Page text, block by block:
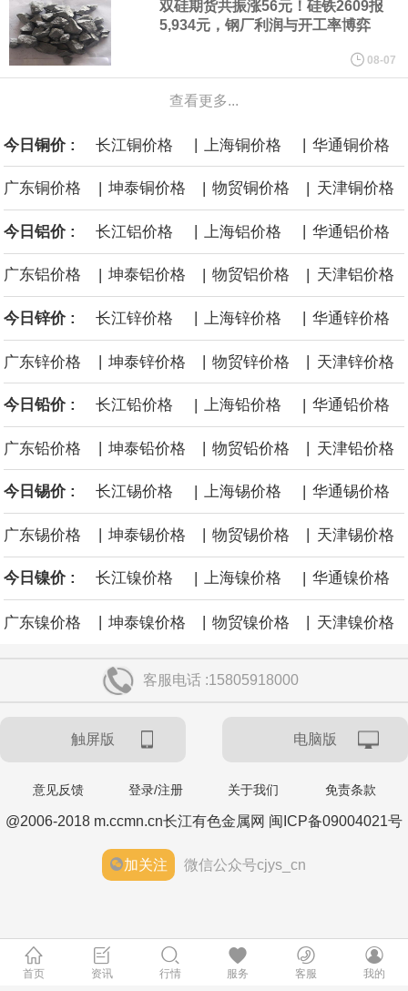
进一步扩大全年营运成果。
美国国会预算办公室（CBO）于当地时间5日发布报告称，美国海军
计划建造的15艘核动力“特朗普级”（Trump-class）战列舰，从研发
到采购的总费用可能高达2750亿美元，为美国有史以来最昂贵的水
面战舰项目之一。 根据CBO的初步估算，首舰造价约234亿美元，
后续14艘平均每艘约180亿美元。
黄金价格有望录得自今年1月以来最大单周涨幅。油价走弱为金价提
供支撑，同时投资者正等待美国非农就业数据，以寻找美国利率前
景的线索。StoneX高级分析师马特·辛普森表示，中东和平前景改善
海力士：龙仁工厂将生产高带宽内存（HBM）及其他下一代动态随
机存取存储器（DRAM）。
双硅期货共振涨56元！硅铁2609报
5,934元，钢厂利润与开工率博弈
08-07
查看更多...
今日铜价 : 长江铜价格 | 上海铜价格 | 华通铜价格
广东铜价格 | 坤泰铜价格 | 物贸铜价格 | 天津铜价格
今日铝价 : 长江铝价格 上海铝价格 华通铝价格
广东铝价格 | 坤泰铝价格 | 物贸铝价格 | 天津铝价格
今日锌价 : 长江锌价格 上海锌价格 华通锌价格
广东锌价格 | 坤泰锌价格 | 物贸锌价格 | 天津锌价格
今日铅价 : 长江铅价格 | 上海铅价格 | 华通铅价格
广东铅价格 坤泰铅价格 物贸铅价格 天津铅价格
今日锡价 : 长江锡价格 | 上海锡价格 | 华通锡价格
广东锡价格 坤泰锡价格 物贸锡价格 天津锡价格
今日镍价 : 长江镍价格 | 上海镍价格 | 华通镍价格
广东镍价格 | 坤泰镍价格 | 物贸镍价格 | 天津镍价格
客服电话 :15805918000
触屏版 电脑版
意见反馈 登录/注册 关于我们 免责条款
@2006-2018 m.ccmn.cn长江有色金属网 闽ICP备09004021号
加关注 微信公众号cjys_cn
首页 资讯 行情 服务 客服 我的